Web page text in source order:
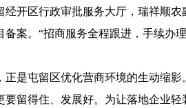
区行政审批服务大厅，瑞祥顺农
备案。“招商服务全程跟进，手续办
是屯留区优化营商环境的生动缩影
得住、发展好。为让落地企业轻